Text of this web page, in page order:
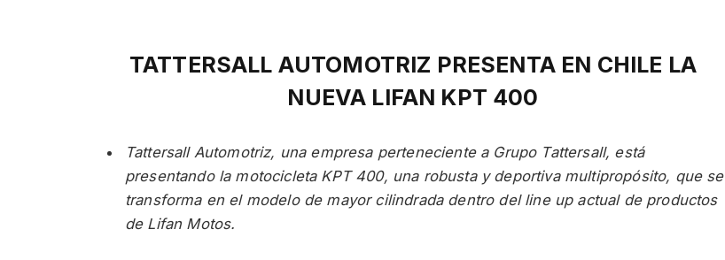
TATTERSALL AUTOMOTRIZ PRESENTA EN CHILE LA
NUEVA LIFAN KPT 400
Tattersall Automotriz, una empresa perteneciente a Grupo Tattersall, está
presentando la motocicleta KPT 400, una robusta y deportiva multipropósito, que se
transforma en el modelo de mayor cilindrada dentro del line up actual de productos
de Lifan Motos.